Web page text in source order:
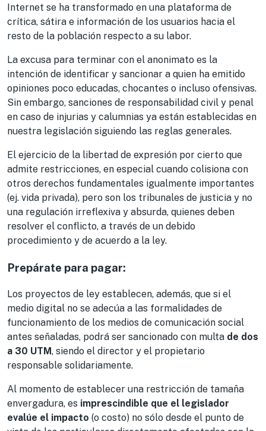
Internet se ha transformado en una plataforma de
crítica, sátira e información de los usuarios hacia el
resto de la población respecto a su labor.
La excusa para terminar con el anonimato es la
intención de identificar y sancionar a quien ha emitido
opiniones poco educadas, chocantes o incluso ofensivas.
Sin embargo, sanciones de responsabilidad civil y penal
en caso de injurias y calumnias ya están establecidas en
nuestra legislación siguiendo las reglas generales.
El ejercicio de la libertad de expresión por cierto que
admite restricciones, en especial cuando colisiona con
otros derechos fundamentales igualmente importantes
(ej. vida privada), pero son los tribunales de justicia y no
una regulación irreflexiva y absurda, quienes deben
resolver el conflicto, a través de un debido
procedimiento y de acuerdo a la ley.
Prepárate para pagar:
Los proyectos de ley establecen, además, que si el
medio digital no se adecúa a las formalidades de
funcionamiento de los medios de comunicación social
antes señaladas, podrá ser sancionado con multa de dos
a 30 UTM, siendo el director y el propietario
responsable solidariamente.
Al momento de establecer una restricción de tamaña
envergadura, es imprescindible que el legislador
evalúe el impacto (o costo) no sólo desde el punto de